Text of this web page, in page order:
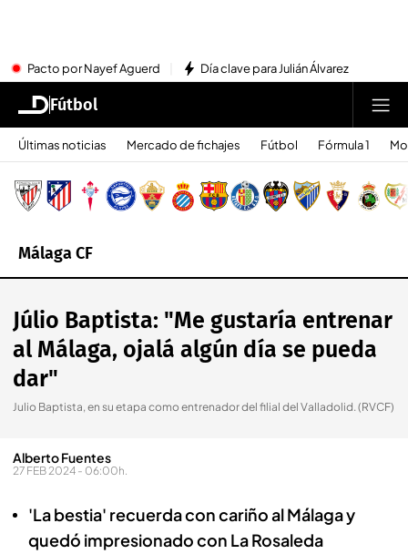
Pacto por Nayef Aguerd Día clave para Julián Álvarez
Fútbol
Últimas noticias Mercado de fichajes Fútbol Fórmula 1
Málaga CF
Júlio Baptista: "Me gustaría entrenar
al Málaga, ojalá algún día se pueda
dar"
Julio Baptista, en su etapa como entrenador del filial del Valladolid. (RVCF)
Alberto Fuentes
27 FEB 2024 - 06:00h.
'La bestia' recuerda con cariño al Málaga y
quedó impresionado con La Rosaleda